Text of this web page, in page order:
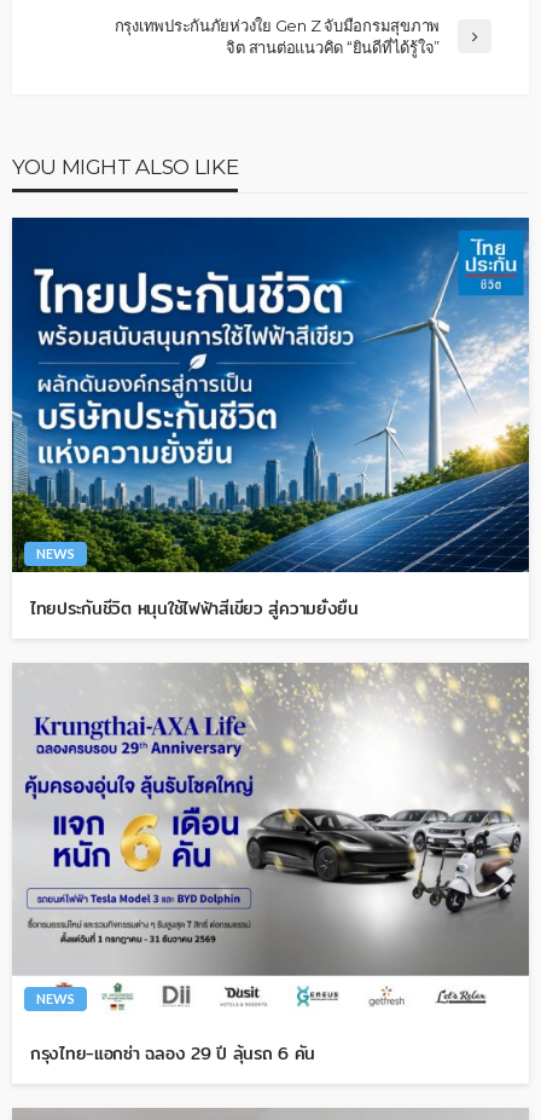
กรุงเทพประกันภัยห่วงใย Gen Z จับมือกรมสุขภาพ
จิต สานต่อแนวคิด “ยินดีที่ได้รู้ใจ”
YOU MIGHT ALSO LIKE
NEWS
ไทยประกันชีวิต หนุนใช้ไฟฟ้าสีเขียว สู่ความยั่งยืน
NEWS
กรุงไทย-แอกซ่า ฉลอง 29 ปี ลุ้นรถ 6 คัน